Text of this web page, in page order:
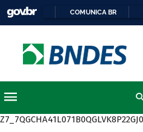
COMUNICA BR
Z7_7QGCHA41L071B0QGLVK8P22GJ0